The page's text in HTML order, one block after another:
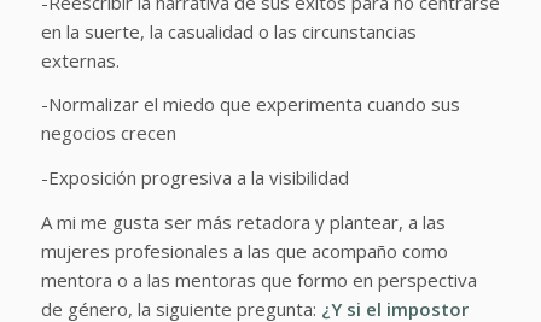
en la suerte, la casualidad o las circunstancias
externas.
-Normalizar el miedo que experimenta cuando sus
negocios crecen
-Exposición progresiva a la visibilidad
A mi me gusta ser más retadora y plantear, a las
mujeres profesionales a las que acompaño como
mentora o a las mentoras que formo en perspectiva
de género, la siguiente pregunta: ¿Y si el impostor